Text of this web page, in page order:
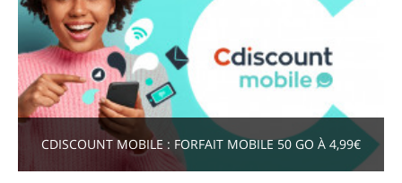
CDISCOUNT MOBILE : FORFAIT MOBILE 50 GO À 4,99€